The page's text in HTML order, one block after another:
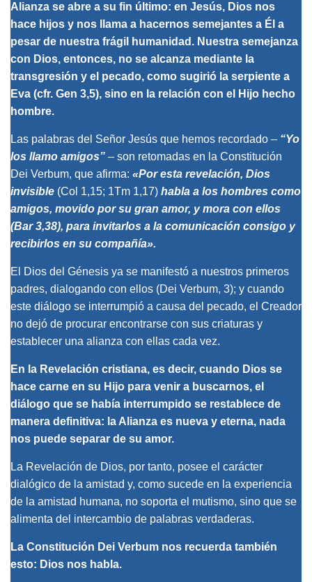
Alianza se abre a su fin último: en Jesús, Dios nos
hace hijos y nos llama a hacernos semejantes a Él a
pesar de nuestra frágil humanidad. Nuestra semejanza
con Dios, entonces, no se alcanza mediante la
transgresión y el pecado, como sugirió la serpiente a
Eva (cfr. Gen 3,5), sino en la relación con el Hijo hecho
hombre.
Las palabras del Señor Jesús que hemos recordado – “Yo
los llamo amigos” – son retomadas en la Constitución
Dei Verbum, que afirma: «Por esta revelación, Dios
invisible (Col 1,15; 1Tm 1,17) habla a los hombres como
amigos, movido por su gran amor, y mora con ellos
(Bar3,38), para invitarlos a la comunicación consigo y
recibirlos en su compañía».
El Dios del Génesis ya se manifestó a nuestros primeros
padres, dialogando con ellos (Dei Verbum, 3); y cuando
este diálogo se interrumpió a causa del pecado, el Creador
no dejó de procurar encontrarse con sus criaturas y
establecer una alianza con ellas cada vez.
En la Revelación cristiana, es decir, cuando Dios se
hace carne en su Hijo para venir a buscarnos, el
diálogo que se había interrumpido se restablece de
manera definitiva: la Alianza es nueva y eterna, nada
nos puede separar de su amor.
La Revelación de Dios, por tanto, posee el carácter
dialógico de la amistad y, como sucede en la experiencia
de la amistad humana, no soporta el mutismo, sino que se
alimenta del intercambio de palabras verdaderas.
La Constitución Dei Verbum nos recuerda también
esto: Dios nos habla.